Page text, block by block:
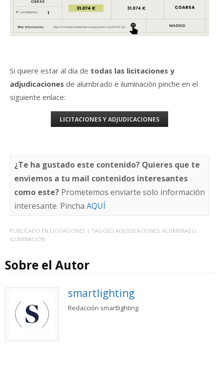
Si quiere estar al día de todas las licitaciones y
adjudicaciones de alumbrado e iluminación pinche en el
siguiente enlace:
LICITACIONES Y ADJUDICACIONES
¿Te ha gustado este contenido? Quieres que te
enviemos a tu mail contenidos interesantes
como este? Prometemos enviarte solo información
interesante. Pincha AQUÍ
PUBLICADO EN LICITACIONES | TAGGED ADJUDICACIONES, ALUMBRADO,
ILUMINACIÓN
Sobre el Autor
smartlighting
Redacción smartlighting